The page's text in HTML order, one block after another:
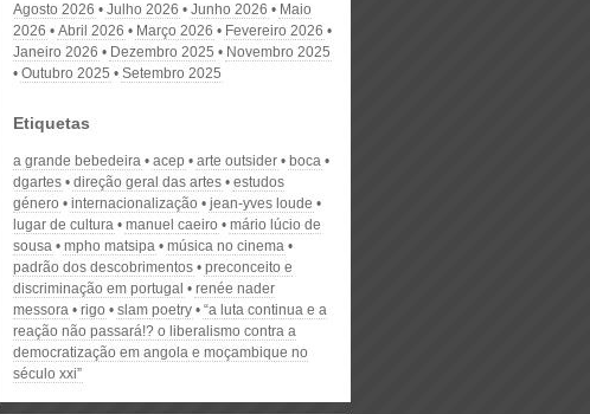
Agosto 2026 Julho 2026 Junho 2026
Maio
2026
Abril 2026 Março 2026
Fevereiro 2026
Janeiro 2026
Dezembro 2025
Novembro 2025
Outubro 2025
Setembro 2025
Etiquetas
a grande bebedeira acep arte outsider
boca
dgartes
direção geral das artes
estudos
género
internacionalização
jean-yves loude
lugar de cultura
manuel caeiro
mário lúcio de
sousa
mpho matsipa
música no cinema
padrão dos descobrimentos
preconceito e
discriminação em portugal
renée nader
messora
rigo slam poetry
“a luta continua e a
reação não passará!? o liberalismo contra a
democratização em angola e moçambique no
século xxi”